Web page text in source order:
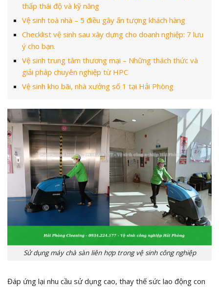
thấp thái độ và kỹ năng
Vệ sinh toà nhà – 5 điều gây ấn tượng khách hàng
Checklist vệ sinh sau xây dựng cho doanh nghiệp: 7 lưu
ý cho bạn.
Vệ sinh trung tâm thương mại – Những thách thức và
giải pháp chuyên nghiệp từ HPC
Vệ sinh kho bãi, nhà xưởng số 1 tại Hải Phòng
Sử dụng máy chà sàn liên hợp trong vệ sinh công nghiệp
Đáp ứng lại nhu cầu sử dụng cao, thay thế sức lao động con